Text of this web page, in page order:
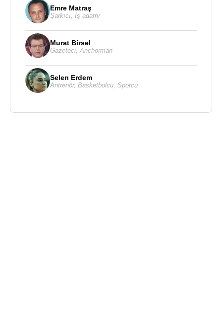
Emre Matraş
Şarkıcı, İş adamı
Murat Birsel
Gazeteci,Anchorman
Selen Erdem
Antrenör, Basketbolcu, Sporcu